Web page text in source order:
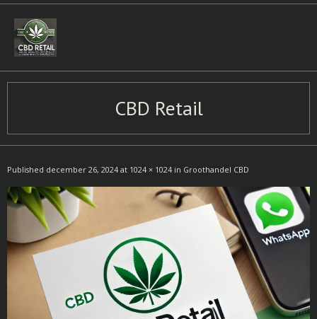
Skip
content
CBD Retail
Published december 26, 2024 at 1024 × 1024 in Groothandel CBD